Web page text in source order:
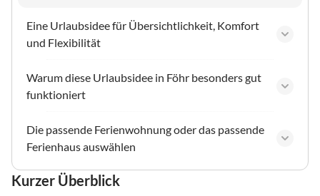
Eine Urlaubsidee für Übersichtlichkeit, Komfort
und Flexibilität
Warum diese Urlaubsidee in Föhr besonders gut
funktioniert
Die passende Ferienwohnung oder das passende
Ferienhaus auswählen
Kurzer Überblick